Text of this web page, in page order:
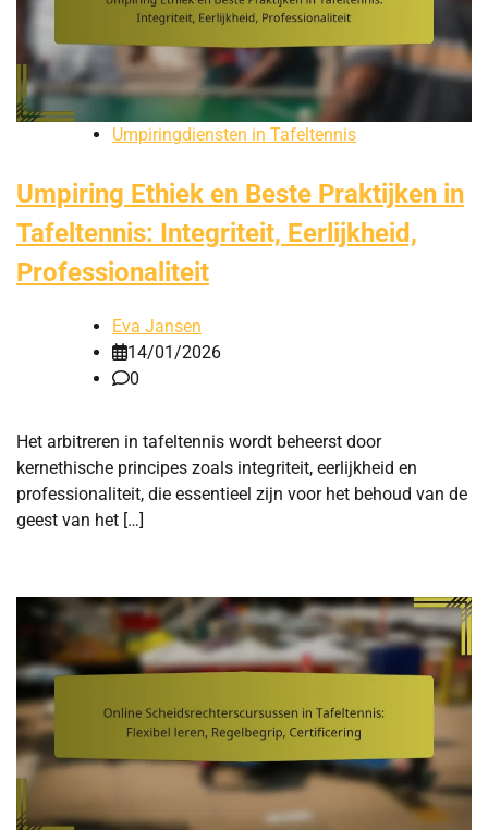
Umpiringdiensten in Tafeltennis
Umpiring Ethiek en Beste Praktijken in
Tafeltennis: Integriteit, Eerlijkheid,
Professionaliteit
Eva Jansen
14/01/2026
0
Het arbitreren in tafeltennis wordt beheerst door
kernethische principes zoals integriteit, eerlijkheid en
professionaliteit, die essentieel zijn voor het behoud van de
geest van het […]